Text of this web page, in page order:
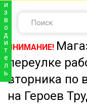
ВНИМАНИЕ!
переулке
вторника по
на Героев
и
з
в
о
д
и
т
е
л
ь